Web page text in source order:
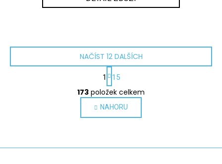
O
v
l
á
NAČÍST 12 DALŠÍCH
S
t
r
á
n
k
á
1 15
173 položek celkem
NAHORU